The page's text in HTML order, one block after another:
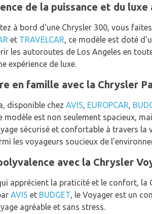
de la puissance et du luxe
à bord d'une Chrysler 300, vous
et TRAVELCAR, ce modèle est doté
les autoroutes de Los Angeles en
expérience de luxe.
en famille avec la Chrysler
disponible chez AVIS, EUROPCAR,
modèle est non seulement spacieux,
sécurisé et confortable à travers la
les voyageurs soucieux de
avec la Chrysler
apprécient la praticité et le confort, la
AVIS et BUDGET, le Voyager est un
agréable et sans stress.